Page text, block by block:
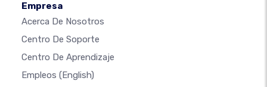
Empresa
Acerca De Nosotros
Centro De Soporte
Centro De Aprendizaje
Empleos (English)